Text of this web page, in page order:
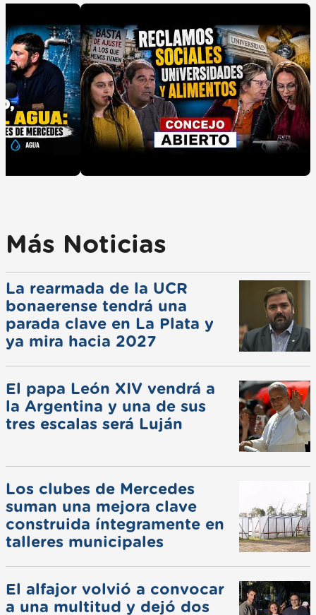
Más Noticias
La rearmada de la UCR
bonaerense tendrá una
parada clave en La Plata y
ya mira hacia 2027
El papa León XIV vendrá a
la Argentina y una de sus
tres escalas será Luján
Los clubes de Mercedes
suman una mejora clave
construida íntegramente en
talleres municipales
El alfajor volvió a convocar
a una multitud y dejó dos